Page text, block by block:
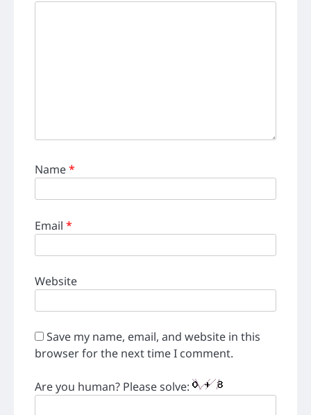
Name*
Email *
Website
Save my name, email, and website in this
browser for the next time I comment.
Are you human? Please solve: